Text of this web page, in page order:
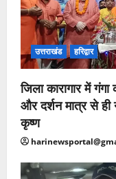
उत्तराखंड हरिद्वार
जिला कारागार में
और दर्शन मात्र से
कृष्ण